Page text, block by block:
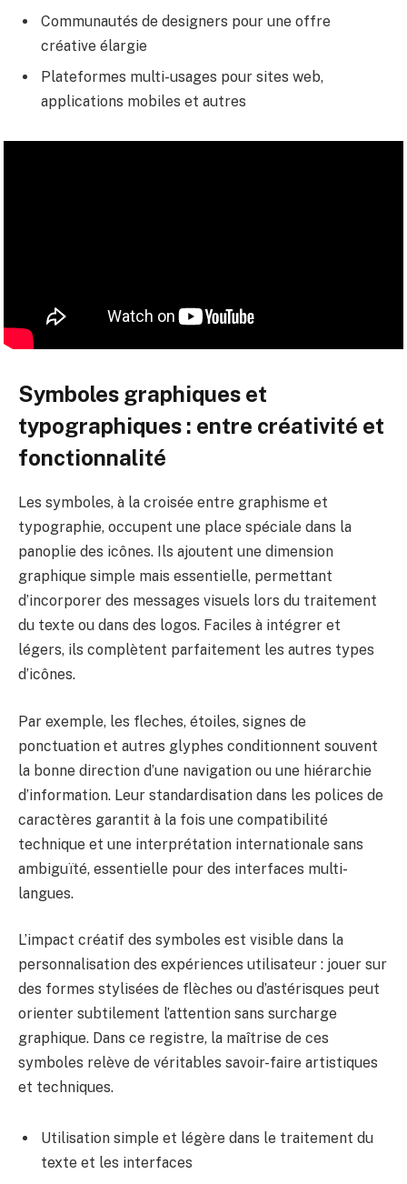
Communautés de designers pour une offre
créative élargie
Plateformes multi-usages pour sites web,
applications mobiles et autres
Symboles graphiques et
typographiques : entre créativité et
fonctionnalité
Les symboles, à la croisée entre graphisme et
typographie, occupent une place spéciale dans la
panoplie des icônes. Ils ajoutent une dimension
graphique simple mais essentielle, permettant
d’incorporer des messages visuels lors du traitement
du texte ou dans des logos. Faciles à intégrer et
légers, ils complètent parfaitement les autres types
d’icônes.
Par exemple, les fleches, étoiles, signes de
ponctuation et autres glyphes conditionnent souvent
la bonne direction d’une navigation ou une hiérarchie
d’information. Leur standardisation dans les polices de
caractères garantit à la fois une compatibilité
technique et une interprétation internationale sans
ambiguïté, essentielle pour des interfaces multi-
langues.
L’impact créatif des symboles est visible dans la
personnalisation des expériences utilisateur : jouer sur
des formes stylisées de flèches ou d’astérisques peut
orienter subtilement l’attention sans surcharge
graphique. Dans ce registre, la maîtrise de ces
symboles relève de véritables savoir-faire artistiques
et techniques.
Utilisation simple et légère dans le traitement du
texte et les interfaces